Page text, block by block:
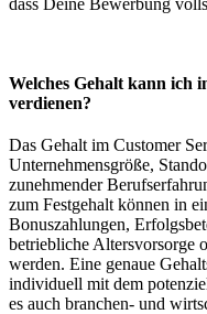
Welches Gehalt kann ich
verdienen?
Das Gehalt im Customer
Unternehmensgröße,
zunehmender
zum Festgehalt können in
Bonuszahlungen,
betriebliche Altersvorsorge
werden. Eine genaue
individuell mit dem
es auch branchen- und